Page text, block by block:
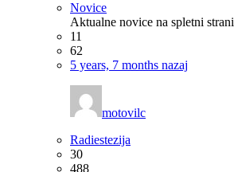
Novice
Aktualne novice na spletni strani
11
62
5 years, 7 months nazaj
motovilc
Radiestezija
30
488